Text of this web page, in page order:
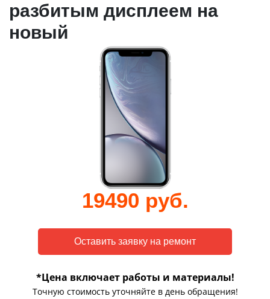
разбитым дисплеем на
новый
19490 руб.
*Цена включает работы и материалы!
Точную стоимость уточняйте в день обращения!